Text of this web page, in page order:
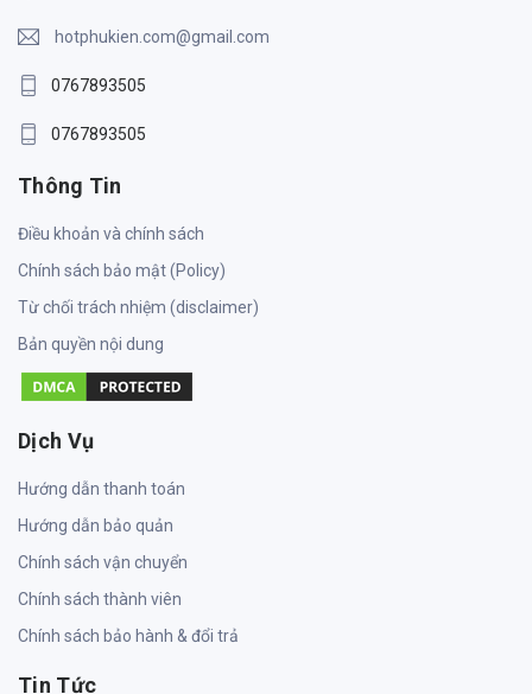
hotphukien.com@gmail.com
0767893505
0767893505
Thông Tin
Điều khoản và chính sách
Chính sách bảo mật (Policy)
Từ chối trách nhiệm (disclaimer)
Bản quyền nội dung
Dịch Vụ
Hướng dẫn thanh toán
Hướng dẫn bảo quản
Chính sách vận chuyển
Chính sách thành viên
Chính sách bảo hành & đổi trả
Tin Tức